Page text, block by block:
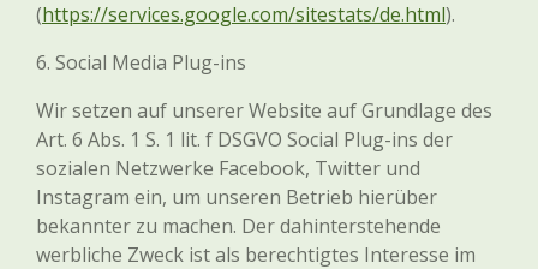
(https://services.google.com/sitestats/de.html).
6. Social Media Plug-ins
Wir setzen auf unserer Website auf Grundlage des
Art. 6 Abs. 1 S. 1 lit. f DSGVO Social Plug-ins der
sozialen Netzwerke Facebook, Twitter und
Instagram ein, um unseren Betrieb hierüber
bekannter zu machen. Der dahinterstehende
werbliche Zweck ist als berechtigtes Interesse im